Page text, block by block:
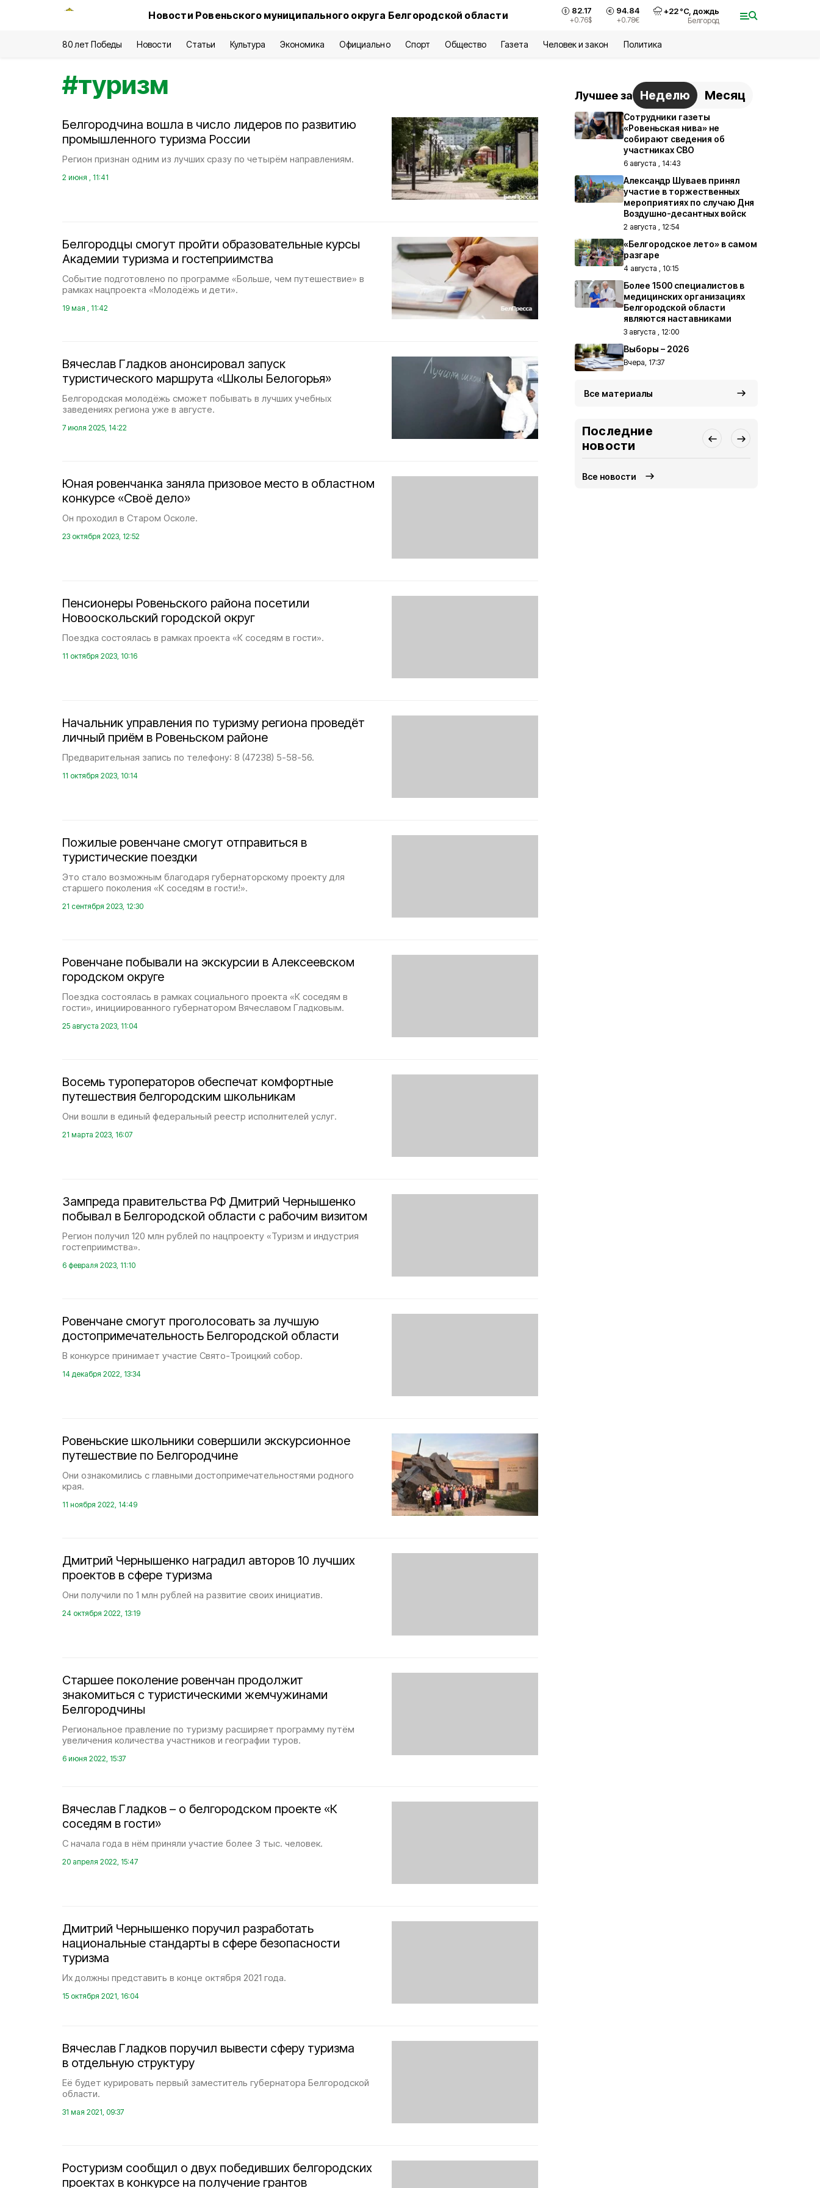
Новости Ровеньского муниципального округа Белгородской области 82.17
+0.76$
94.84
+0.78€
+22°С, дождь
Белгород
80 лет Победы Новости Статьи Культура Экономика Официально Спорт Общество Газета Человек и закон Политика
#туризм
Белгородчина вошла в число лидеров по развитию
промышленного туризма России
Регион признан одним из лучших сразу по четырём направлениям.
2 июня , 11:41
Белгородцы смогут пройти образовательные курсы
Академии туризма и гостеприимства
Событие подготовлено по программе «Больше, чем путешествие» в
рамках нацпроекта «Молодёжь и дети».
19 мая , 11:42
Вячеслав Гладков анонсировал запуск
туристического маршрута «Школы Белогорья»
Белгородская молодёжь сможет побывать в лучших учебных
заведениях региона уже в августе.
7 июля 2025, 14:22
Юная ровенчанка заняла призовое место в областном
конкурсе «Своё дело»
Он проходил в Старом Осколе.
23 октября 2023, 12:52
Пенсионеры Ровеньского района посетили
Новооскольский городской округ
Поездка состоялась в рамках проекта «К соседям в гости».
11 октября 2023, 10:16
Начальник управления по туризму региона проведёт
личный приём в Ровеньском районе
Предварительная запись по телефону: 8 (47238) 5-58-56.
11 октября 2023, 10:14
Пожилые ровенчане смогут отправиться в
туристические поездки
Это стало возможным благодаря губернаторскому проекту для
старшего поколения «К соседям в гости!».
21 сентября 2023, 12:30
Ровенчане побывали на экскурсии в Алексеевском
городском округе
Поездка состоялась в рамках социального проекта «К соседям в
гости», инициированного губернатором Вячеславом Гладковым.
25 августа 2023, 11:04
Восемь туроператоров обеспечат комфортные
путешествия белгородским школьникам
Они вошли в единый федеральный реестр исполнителей услуг.
21 марта 2023, 16:07
Зампреда правительства РФ Дмитрий Чернышенко
побывал в Белгородской области с рабочим визитом
Регион получил 120 млн рублей по нацпроекту «Туризм и индустрия
гостеприимства».
6 февраля 2023, 11:10
Ровенчане смогут проголосовать за лучшую
достопримечательность Белгородской области
В конкурсе принимает участие Свято-Троицкий собор.
14 декабря 2022, 13:34
Ровеньские школьники совершили экскурсионное
путешествие по Белгородчине
Они ознакомились с главными достопримечательностями родного
края.
11 ноября 2022, 14:49
Дмитрий Чернышенко наградил авторов 10 лучших
проектов в сфере туризма
Они получили по 1 млн рублей на развитие своих инициатив.
24 октября 2022, 13:19
Старшее поколение ровенчан продолжит
знакомиться с туристическими жемчужинами
Белгородчины
Региональное правление по туризму расширяет программу путём
увеличения количества участников и географии туров.
6 июня 2022, 15:37
Вячеслав Гладков – о белгородском проекте «К
соседям в гости»
С начала года в нём приняли участие более 3 тыс. человек.
20 апреля 2022, 15:47
Дмитрий Чернышенко поручил разработать
национальные стандарты в сфере безопасности
туризма
Их должны представить в конце октября 2021 года.
15 октября 2021, 16:04
Вячеслав Гладков поручил вывести сферу туризма
в отдельную структуру
Её будет курировать первый заместитель губернатора Белгородской
области.
31 мая 2021, 09:37
Ростуризм сообщил о двух победивших белгородских
проектах в конкурсе на получение грантов
Лучшее за Неделю Месяц
Сотрудники газеты
«Ровеньская нива» не
собирают сведения об
участниках СВО
6 августа , 14:43
Александр Шуваев принял
участие в торжественных
мероприятиях по случаю Дня
Воздушно-десантных войск
2 августа , 12:54
«Белгородское лето» в самом
разгаре
4 августа , 10:15
Более 1500 специалистов в
медицинских организациях
Белгородской области
являются наставниками
3 августа , 12:00
Выборы – 2026
Вчера, 17:37
Все материалы
Последние
новости
Все новости